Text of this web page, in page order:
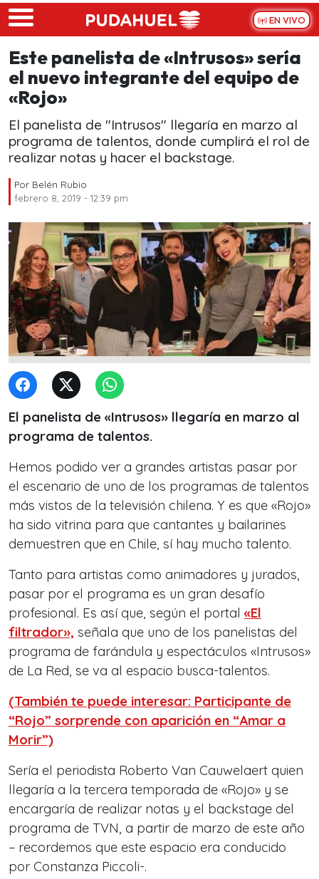
Skip to main content
EN VIVO
Este panelista de «Intrusos» sería
el nuevo integrante del equipo de
«Rojo»
El panelista de "Intrusos" llegaría en marzo al
programa de talentos, donde cumplirá el rol de
realizar notas y hacer el backstage.
Por Belén Rubio
febrero 8, 2019 - 12:39 pm
El panelista de «Intrusos» llegaría en marzo al
programa de talentos.
Hemos podido ver a grandes artistas pasar por
el escenario de uno de los programas de talentos
más vistos de la televisión chilena. Y es que «Rojo»
ha sido vitrina para que cantantes y bailarines
demuestren que en Chile, sí hay mucho talento.
Tanto para artistas como animadores y jurados,
pasar por el programa es un gran desafío
profesional. Es así que, según el portal «El
filtrador», señala que uno de los panelistas del
programa de farándula y espectáculos «Intrusos»
de La Red, se va al espacio busca-talentos.
(También te puede interesar: Participante de
“Rojo” sorprende con aparición en “Amar a
Morir”)
Sería el periodista Roberto Van Cauwelaert quien
llegaría a la tercera temporada de «Rojo» y se
encargaría de realizar notas y el backstage del
programa de TVN, a partir de marzo de este año
– recordemos que este espacio era conducido
por Constanza Piccoli-.